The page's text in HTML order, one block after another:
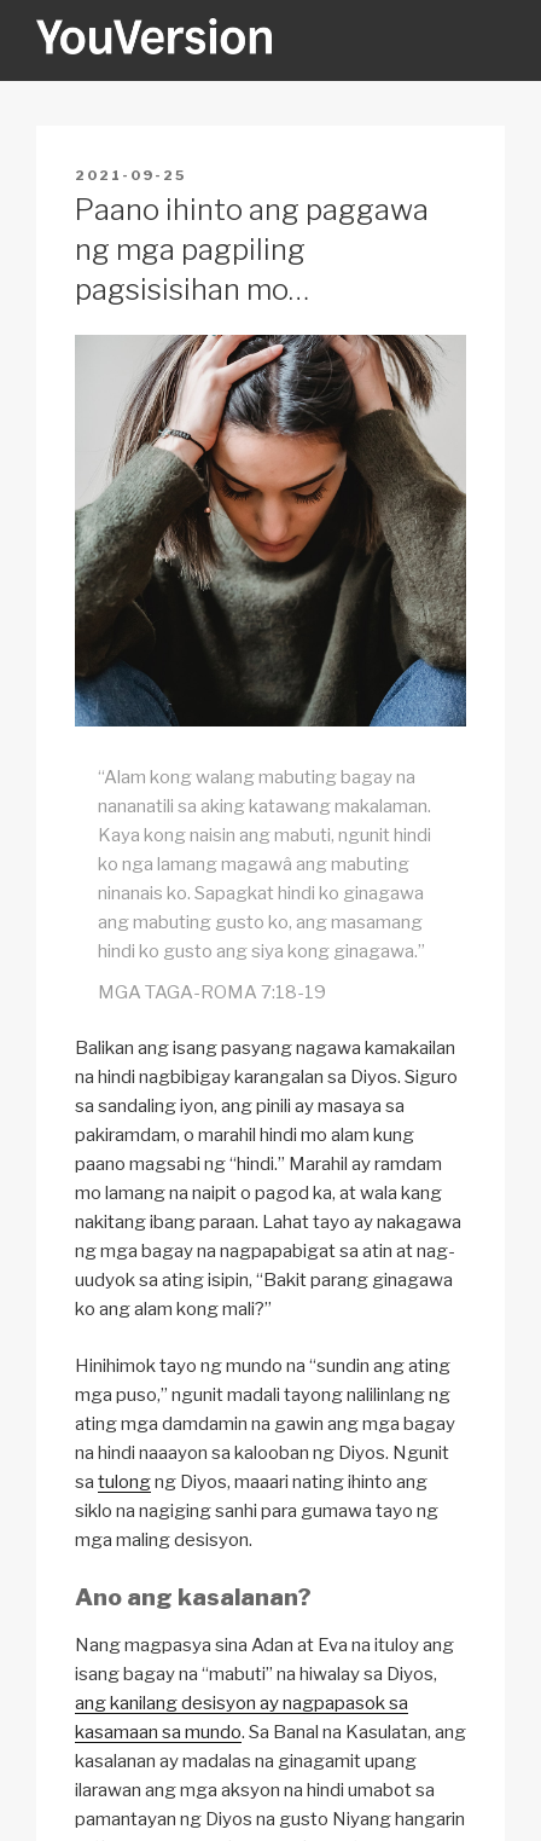
YOUVERSION
POSTED
ON
2021-09-25
Paano ihinto ang paggawa
ng mga pagpiling
pagsisisihan mo…
“Alam kong walang mabuting bagay na
nananatili sa aking katawang makalaman.
Kaya kong naisin ang mabuti, ngunit hindi
ko nga lamang magawâ ang mabuting
ninanais ko. Sapagkat hindi ko ginagawa
ang mabuting gusto ko, ang masamang
hindi ko gusto ang siya kong ginagawa.”
MGA TAGA-ROMA 7:18-19
Balikan ang isang pasyang nagawa kamakailan
na hindi nagbibigay karangalan sa Diyos. Siguro
sa sandaling iyon, ang pinili ay masaya sa
pakiramdam, o marahil hindi mo alam kung
paano magsabi ng “hindi.” Marahil ay ramdam
mo lamang na naipit o pagod ka, at wala kang
nakitang ibang paraan. Lahat tayo ay nakagawa
ng mga bagay na nagpapabigat sa atin at nag-
uudyok sa ating isipin, “Bakit parang ginagawa
ko ang alam kong mali?”
Hinihimok tayo ng mundo na “sundin ang ating
mga puso,” ngunit madali tayong nalilinlang ng
ating mga damdamin na gawin ang mga bagay
na hindi naaayon sa kalooban ng Diyos. Ngunit
sa tulongng Diyos, maaari nating ihinto ang
siklo na nagiging sanhi para gumawa tayo ng
mga maling desisyon.
Ano ang kasalanan?
Nang magpasya sina Adan at Eva na ituloy ang
isang bagay na “mabuti” na hiwalay sa Diyos,
ang kanilang desisyon ay nagpapasok sa
kasamaan sa mundo. Sa Banal na Kasulatan, ang
kasalanan ay madalas na ginagamit upang
ilarawan ang mga aksyon na hindi umabot sa
pamantayan ng Diyos na gusto Niyang hangarin